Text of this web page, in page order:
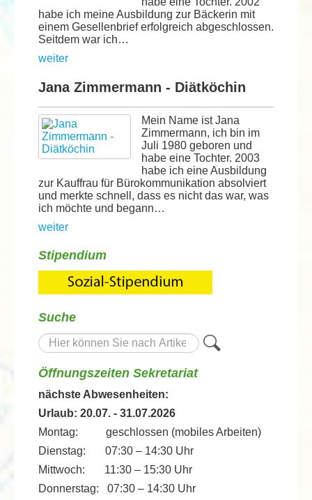
habe ich meine Ausbildung zur Bäckerin mit
einem Gesellenbrief erfolgreich abgeschlossen.
Seitdem war ich…
weiter
Jana Zimmermann - Diätköchin
Mein Name ist Jana
Zimmermann, ich bin im
Juli 1980 geboren und
habe eine Tochter. 2003
habe ich eine Ausbildung
zur Kauffrau für Bürokommunikation absolviert
und merkte schnell, dass es nicht das war, was
ich möchte und begann…
weiter
Stipendium
Suche
Suche
Öffnungszeiten Sekretariat
nächste Abwesenheiten:
Urlaub: 20.07. - 31.07.2026
Montag: geschlossen (mobiles Arbeiten)
Dienstag: 07:30 – 14:30 Uhr
Mittwoch: 11:30 – 15:30 Uhr
Donnerstag: 07:30 – 14:30 Uhr